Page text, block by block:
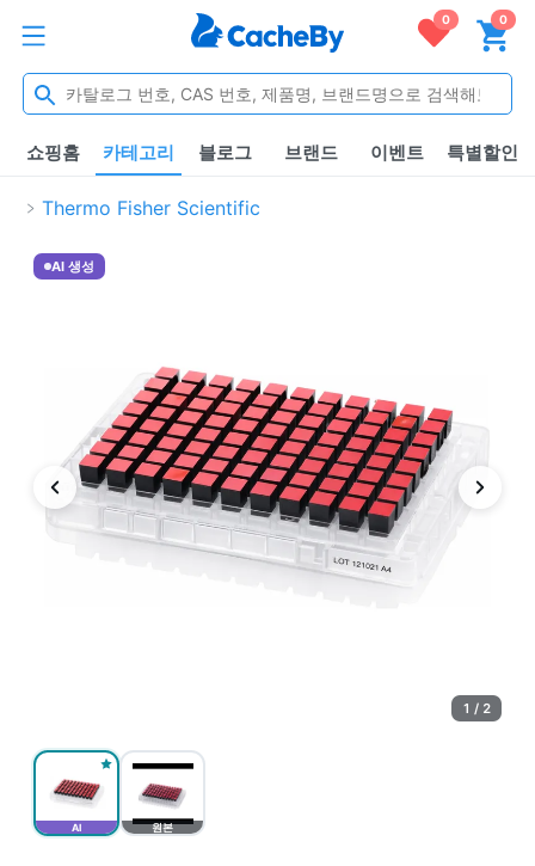
0 0
쇼핑홈 카테고리 블로그 브랜드 이벤트 특별할인
Thermo Fisher Scientific
AI 원본
AI 생성
1 / 2